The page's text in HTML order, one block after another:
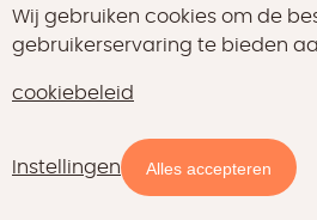
Onvergetelijk, romantisch verblijf
prijsindicatie
Uitmuntend
Wij gebruiken cookies om de
gebruikerservaring te bieden
cookiebeleid
Instellingen Alles accepteren